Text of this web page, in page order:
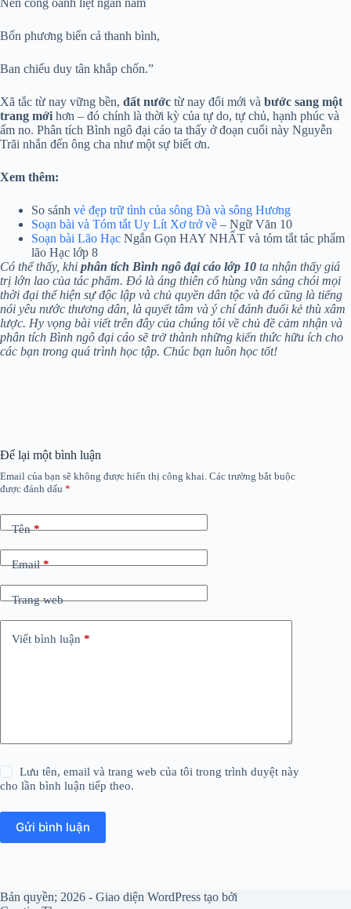
Bốn phương biển cả thanh bình,
Ban chiếu duy tân khắp chốn.”
Xã tắc từ nay vững bền, đất nước từ nay đổi mới và bước sang một
trang mới hơn – đó chính là thời kỳ của tự do, tự chủ, hạnh phúc và
ấm no. Phân tích Bình ngô đại cáo ta thấy ở đoạn cuối này Nguyễn
Trãi nhắn đến ông cha như một sự biết ơn.
Xem thêm:
So sánh vẻ đẹp trữ tình của sông Đà và sông Hương
Soạn bài và Tóm tắt Uy Lít Xơ trở về – Ngữ Văn 10
Soạn bài Lão Hạc Ngắn Gọn HAY NHẤT và tóm tắt tác phẩm
lão Hạc lớp 8
Có thể thấy, khi phân tích Bình ngô đại cáo lớp 10 ta nhận thấy giá
trị lớn lao của tác phẩm. Đó là áng thiên cổ hùng văn sáng chói mọi
thời đại thể hiện sự độc lập và chủ quyền dân tộc và đó cũng là tiếng
nói yêu nước thương dân, là quyết tâm và ý chí đánh đuổi kẻ thù xâm
lược. Hy vọng bài viết trên đây của chúng tôi về chủ đề cảm nhận và
phân tích Bình ngô đại cáo sẽ trở thành những kiến thức hữu ích cho
các bạn trong quá trình học tập. Chúc bạn luôn học tốt!
Để lại một bình luận
Email của bạn sẽ không được hiển thị công khai. Các trường bắt buộc
được đánh dấu *
Tên*
Email*
Trang web
Viết bình luận *
Lưu tên, email và trang web của tôi trong trình duyệt này
cho lần bình luận tiếp theo.
Gửi bình luận
Bản quyền; 2026 - Giao diện WordPress tạo bởi